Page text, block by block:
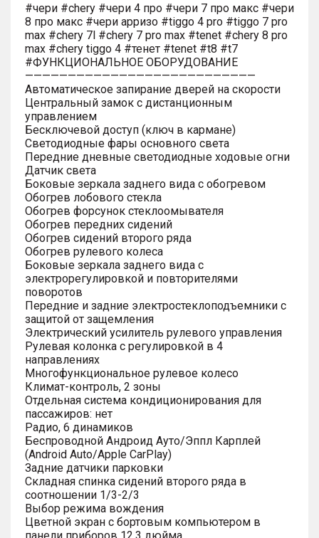
#чери #chery #чери 4 про #чери 7 про макс #чери
8 про макс #чери арризо #tiggo 4 pro #tiggo 7 pro
max #chery 7l #chery 7 pro max #tenet #chery 8 pro
max #chery tiggo 4 #тенет #tenet #t8 #t7
#ФУНКЦИОНАЛЬНОЕ ОБОРУДОВАНИЕ
———————————————————————————
Автоматическое запирание дверей на скорости
Центральный замок с дистанционным
управлением
Бесключевой доступ (ключ в кармане)
Светодиодные фары основного света
Передние дневные светодиодные ходовые огни
Датчик света
Боковые зеркала заднего вида с обогревом
Обогрев лобового стекла
Обогрев форсунок стеклоомывателя
Обогрев передних сидений
Обогрев сидений второго ряда
Обогрев рулевого колеса
Боковые зеркала заднего вида с
электрорегулировкой и повторителями
поворотов
Передние и задние электростеклоподъемники с
защитой от защемления
Электрический усилитель рулевого управления
Рулевая колонка с регулировкой в 4
направлениях
Многофункциональное рулевое колесо
Климат-контроль, 2 зоны
Отдельная система кондиционирования для
пассажиров: нет
Радио, 6 динамиков
Беспроводной Андроид Ауто/Эппл Карплей
(Android Auto/Apple CarPlay)
Задние датчики парковки
Складная спинка сидений второго ряда в
соотношении 1/3-2/3
Выбор режима вождения
Цветной экран с бортовым компьютером в
панели приборов 12.3 дюйма